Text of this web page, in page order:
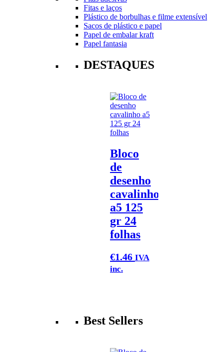
Fitas e laços
Plástico de borbulhas e filme extensível
Sacos de plástico e papel
Papel de embalar kraft
Papel fantasia
DESTAQUES
Bloco
de
desenho
cavalinho
a5 125
gr 24
folhas
€1.46 IVA
inc.
Best Sellers